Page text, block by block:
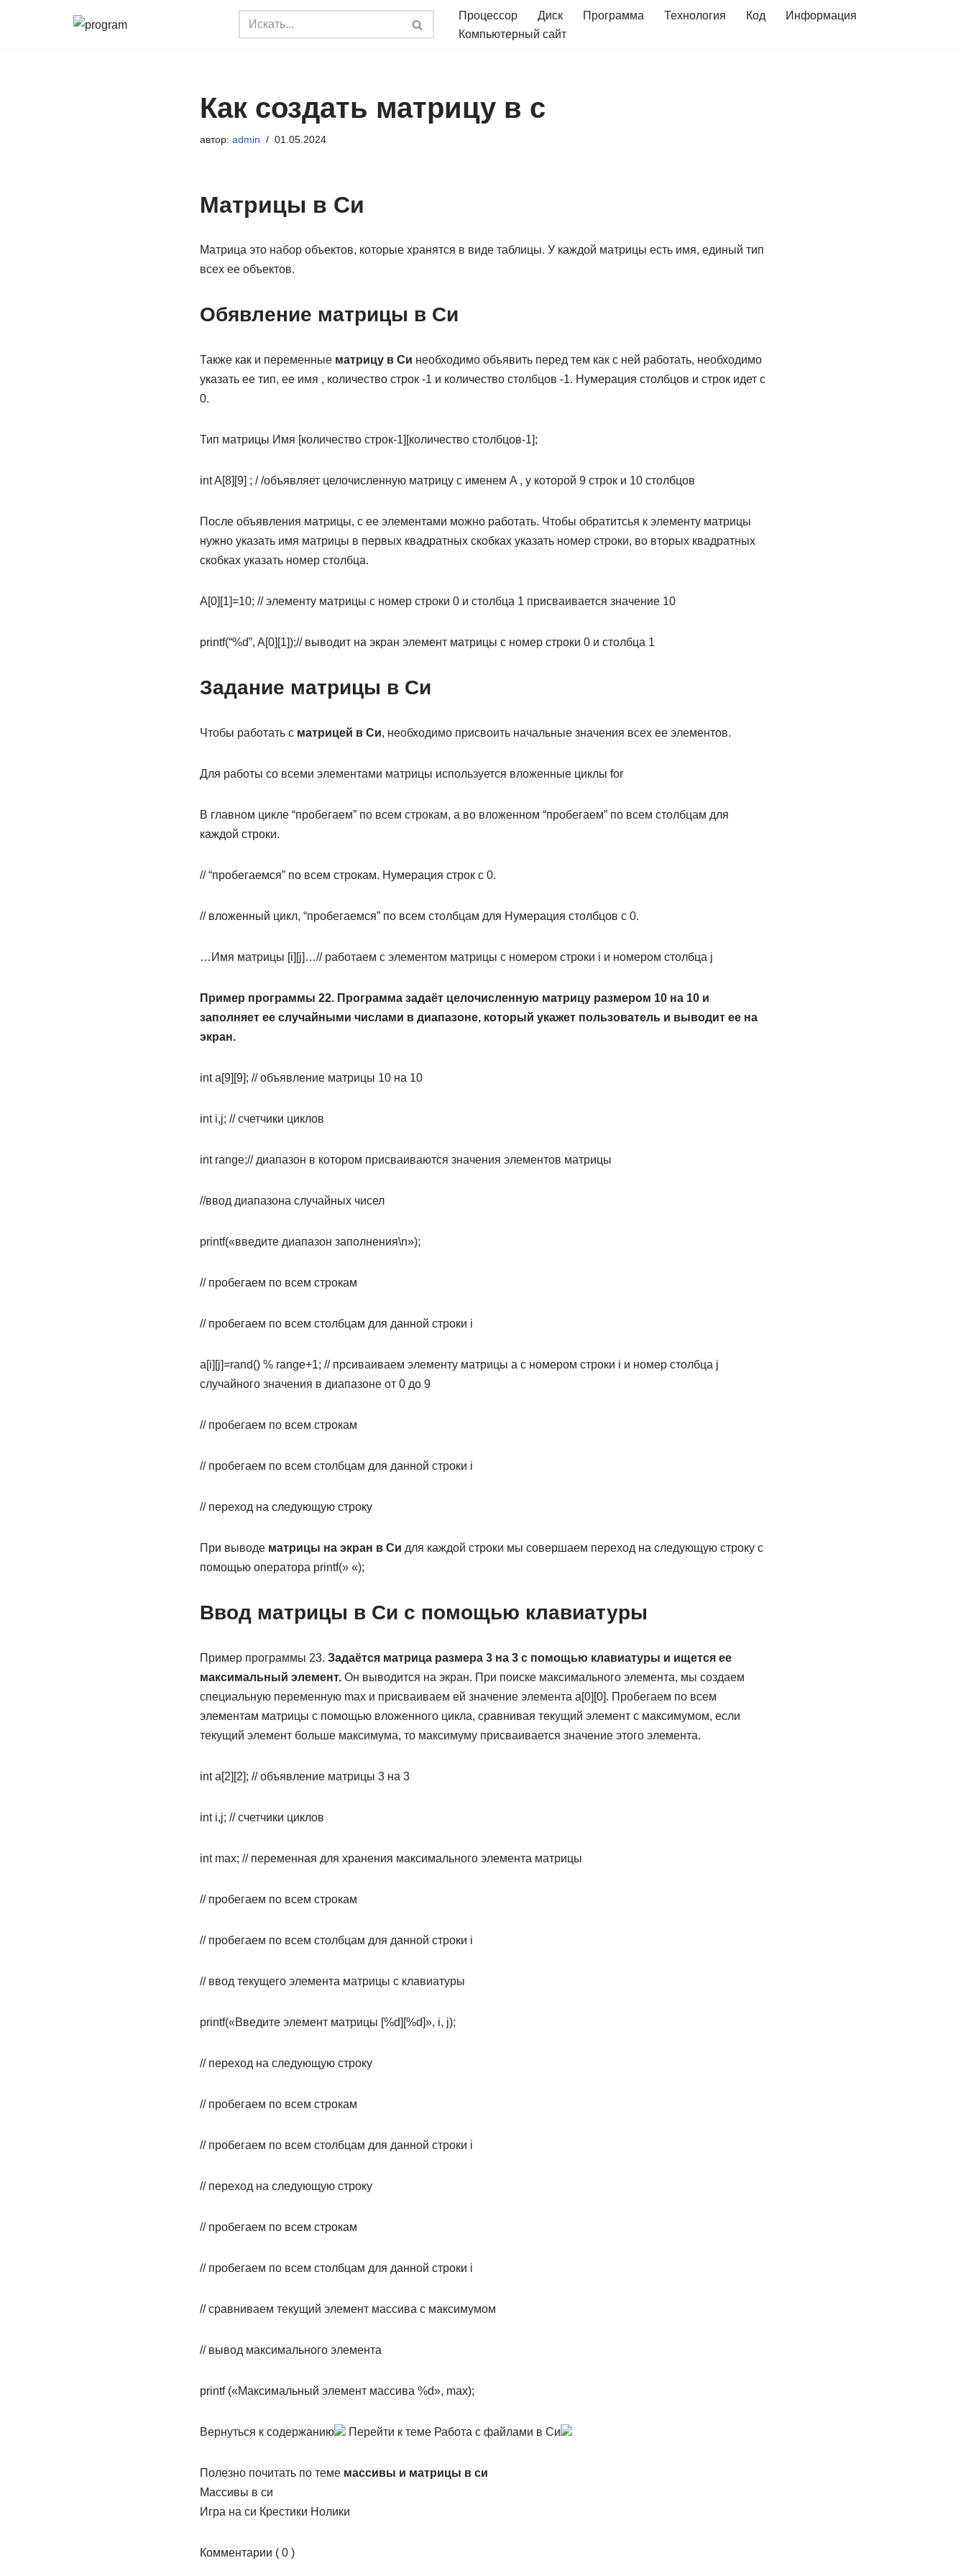
Процессор Диск Программа Технология Код
Информация
Компьютерный сайт
Как создать матрицу в c
автор: admin 01.05.2024
Матрицы в Си
Матрица это набор объектов, которые хранятся в виде таблицы. У каждой матрицы есть имя, единый тип
всех ее объектов.
Обявление матрицы в Си
Также как и переменные матрицу в Си необходимо объявить перед тем как с ней работать, необходимо
указать ее тип, ее имя , количество строк -1 и количество столбцов -1. Нумерация столбцов и строк идет с
0.
Тип матрицы Имя [количество строк-1][количество столбцов-1];
int A[8][9] ; / /объявляет целочисленную матрицу с именем A , у которой 9 строк и 10 столбцов
После объявления матрицы, с ее элементами можно работать. Чтобы обратитсья к элементу матрицы
нужно указать имя матрицы в первых квадратных скобках указать номер строки, во вторых квадратных
скобках указать номер столбца.
A[0][1]=10; // элементу матрицы с номер строки 0 и столбца 1 присваивается значение 10
printf(“%d”, A[0][1]);// выводит на экран элемент матрицы с номер строки 0 и столбца 1
Задание матрицы в Си
Чтобы работать с матрицей в Си, необходимо присвоить начальные значения всех ее элементов.
Для работы со всеми элементами матрицы используется вложенные циклы for
В главном цикле “пробегаем” по всем строкам, а во вложенном “пробегаем” по всем столбцам для
каждой строки.
// “пробегаемся” по всем строкам. Нумерация строк с 0.
// вложенный цикл, “пробегаемся” по всем столбцам для Нумерация столбцов с 0.
…Имя матрицы [i][j]…// работаем с элементом матрицы с номером строки i и номером столбца j
Пример программы 22. Программа задаёт целочисленную матрицу размером 10 на 10 и
заполняет ее случайными числами в диапазоне, который укажет пользователь и выводит ее на
экран.
int a[9][9]; // объявление матрицы 10 на 10
int i,j; // счетчики циклов
int range;// диапазон в котором присваиваются значения элементов матрицы
//ввод диапазона случайных чисел
printf(«введите диапазон заполнения\n»);
// пробегаем по всем строкам
// пробегаем по всем столбцам для данной строки i
a[i][j]=rand() % range+1; // прсиваиваем элементу матрицы a с номером строки i и номер столбца j
случайного значения в диапазоне от 0 до 9
// пробегаем по всем строкам
// пробегаем по всем столбцам для данной строки i
// переход на следующую строку
При выводе матрицы на экран в Си для каждой строки мы совершаем переход на следующую строку с
помощью оператора printf(» «);
Ввод матрицы в Си с помощью клавиатуры
Пример программы 23. Задаётся матрица размера 3 на 3 с помощью клавиатуры и ищется ее
максимальный элемент.Он выводится на экран. При поиске максимального элемента, мы создаем
специальную переменную max и присваиваем ей значение элемента a[0][0]. Пробегаем по всем
элементам матрицы с помощью вложенного цикла, сравнивая текущий элемент с максимумом, если
текущий элемент больше максимума, то максимуму присваивается значение этого элемента.
int a[2][2]; // объявление матрицы 3 на 3
int i,j; // счетчики циклов
int max; // переменная для хранения максимального элемента матрицы
// пробегаем по всем строкам
// пробегаем по всем столбцам для данной строки i
// ввод текущего элемента матрицы с клавиатуры
printf(«Введите элемент матрицы [%d][%d]», i, j);
// переход на следующую строку
// пробегаем по всем строкам
// пробегаем по всем столбцам для данной строки i
// переход на следующую строку
// пробегаем по всем строкам
// пробегаем по всем столбцам для данной строки i
// сравниваем текущий элемент массива с максимумом
// вывод максимального элемента
printf («Максимальный элемент массива %d», max);
Вернуться к содержанию Перейти к теме Работа с файлами в Си
Полезно почитать по теме массивы и матрицы в си
Массивы в си
Игра на си Крестики Нолики
Комментарии ( 0 )